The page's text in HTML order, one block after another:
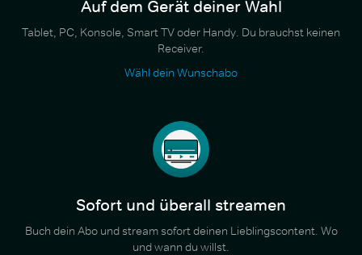
Auf dem Gerät deiner Wahl
Tablet, PC, Konsole, Smart TV oder Handy. Du brauchst keinen
Receiver.
Wähl dein Wunschabo
Sofort und überall streamen
Buch dein Abo und stream sofort deinen Lieblingscontent. Wo
und wann du willst.